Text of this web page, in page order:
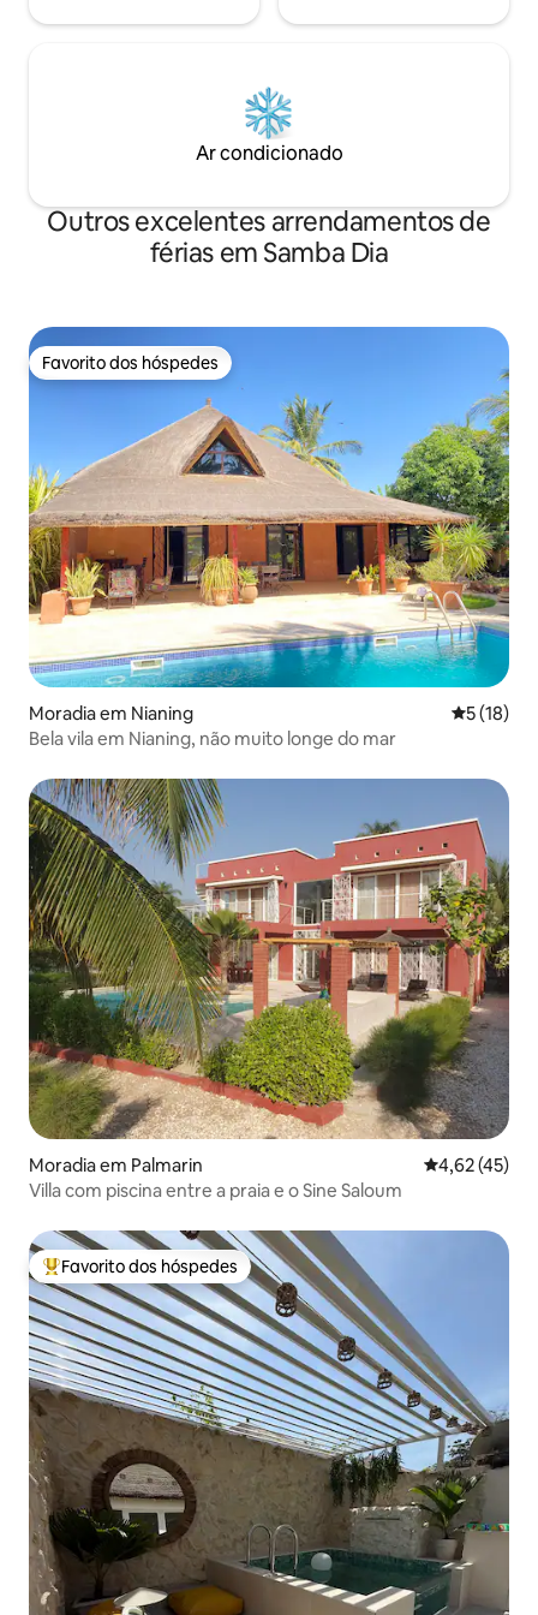
Ar condicionado
Outros excelentes arrendamentos de
férias em Samba Dia
Favorito dos hóspedes
Favorito dos hóspedes
Moradia em Nianing
5 (18)
Bela vila em Nianing, não muito longe do mar
Moradia em Palmarin Classificação
4,62 (45)
Villa com piscina entre a praia e o Sine Saloum
Favoritos dos hóspedes mais apreciados
Favorito dos hóspedes